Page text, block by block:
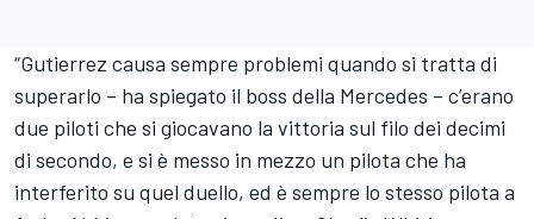
“Gutierrez causa sempre problemi quando si tratta di
superarlo – ha spiegato il boss della Mercedes – c’erano
due piloti che si giocavano la vittoria sul filo dei decimi
di secondo, e si è messo in mezzo un pilota che ha
interferito su quel duello, ed è sempre lo stesso pilota a